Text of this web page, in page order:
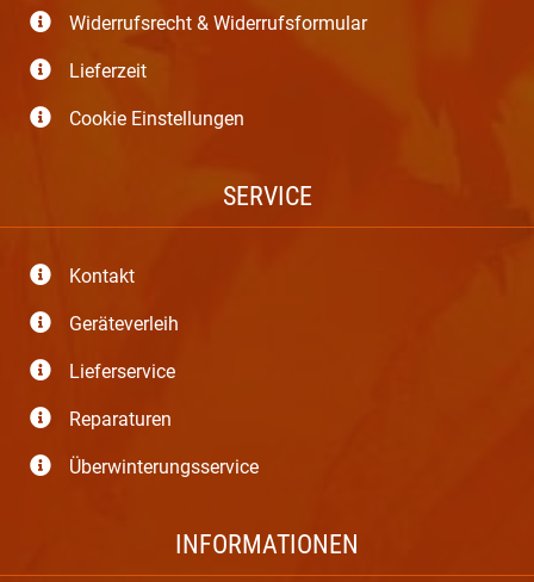
Widerrufsrecht & Widerrufsformular
Lieferzeit
Cookie Einstellungen
SERVICE
Kontakt
Geräteverleih
Lieferservice
Reparaturen
Überwinterungsservice
INFORMATIONEN